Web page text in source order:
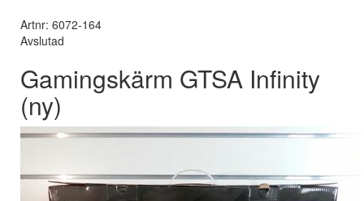
Artnr: 6072-164
Avslutad
Gamingskärm GTSA Infinity
(ny)